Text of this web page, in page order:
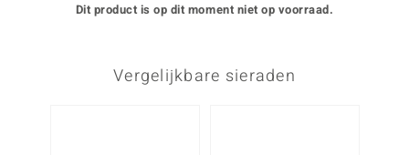
Dit product is op dit moment niet op voorraad.
Vergelijkbare sieraden